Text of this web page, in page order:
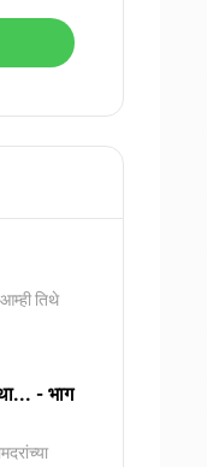
तिथे
- भाग